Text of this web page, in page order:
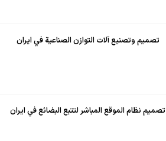
تصميم وتصنيع آلات التوازن الصناعية في ايران
تصميم نظام الموقع المباشر لتتبع البضائع في ايران